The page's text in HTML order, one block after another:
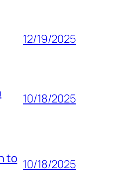
12/19/2025
10/18/2025
to 10/18/2025